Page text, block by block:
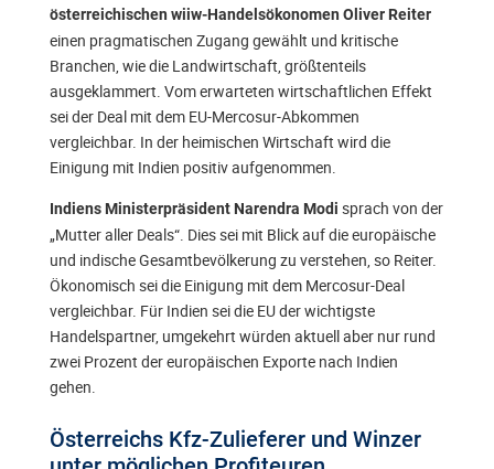
österreichischen wiiw-Handelsökonomen Oliver Reiter
einen pragmatischen Zugang gewählt und kritische
Branchen, wie die Landwirtschaft, größtenteils
ausgeklammert. Vom erwarteten wirtschaftlichen Effekt
sei der Deal mit dem EU-Mercosur-Abkommen
vergleichbar. In der heimischen Wirtschaft wird die
Einigung mit Indien positiv aufgenommen.
Indiens Ministerpräsident Narendra Modi sprach von der
„Mutter aller Deals“. Dies sei mit Blick auf die europäische
und indische Gesamtbevölkerung zu verstehen, so Reiter.
Ökonomisch sei die Einigung mit dem Mercosur-Deal
vergleichbar. Für Indien sei die EU der wichtigste
Handelspartner, umgekehrt würden aktuell aber nur rund
zwei Prozent der europäischen Exporte nach Indien
gehen.
Österreichs Kfz-Zulieferer und Winzer